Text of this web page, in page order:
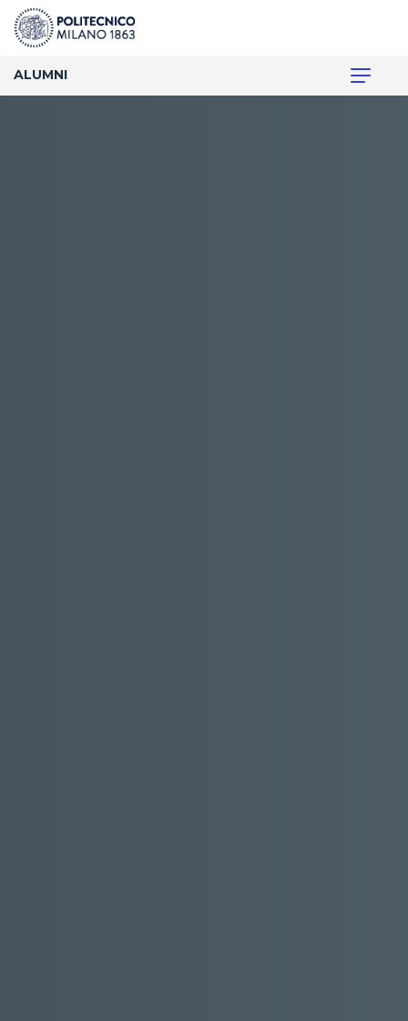
ALUMNI